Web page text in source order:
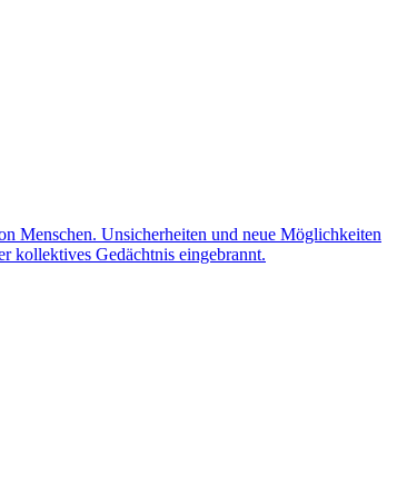
Menschen. Unsicherheiten und neue Möglichkeiten
kollektives Gedächtnis eingebrannt.